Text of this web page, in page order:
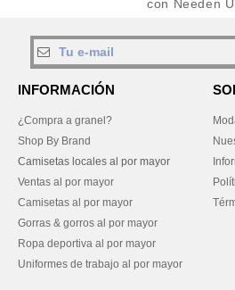
con Needen
INFORMACIÓN
¿Compra a granel?
Shop By Brand
Camisetas locales al por mayor
Ventas al por mayor
Camisetas al por mayor
Gorras & gorros al por mayor
Ropa deportiva al por mayor
Uniformes de trabajo al por mayor